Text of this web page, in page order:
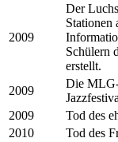
2009
Der
Stationen
Schülern
erstellt.
2009
Die
2009
Tod des
2010
Tod des